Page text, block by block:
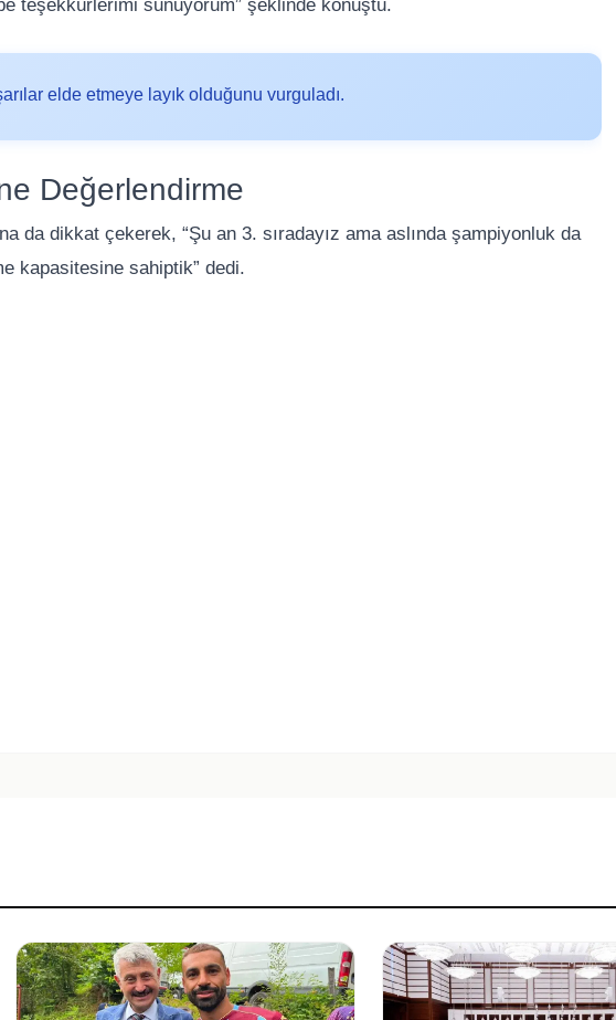
teşekkürlerimi sunuyorum” şeklinde konuştu.
elde etmeye layık olduğunu vurguladı.
Değerlendirme
da dikkat çekerek, “Şu an 3. sıradayız ama aslında şampiyonluk da
kapasitesine sahiptik” dedi.